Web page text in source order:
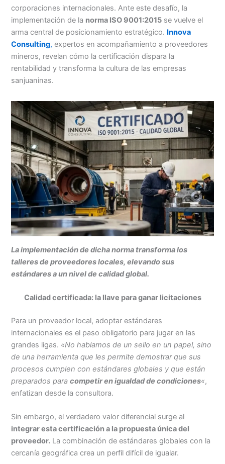
corporaciones internacionales. Ante este desafío, la
implementación de la norma ISO 9001:2015 se vuelve el
arma central de posicionamiento estratégico. Innova
Consulting, expertos en acompañamiento a proveedores
mineros, revelan cómo la certificación dispara la
rentabilidad y transforma la cultura de las empresas
sanjuaninas.
La implementación de dicha norma transforma los
talleres de proveedores locales, elevando sus
estándares a un nivel de calidad global.
Calidad certificada: la llave para ganar licitaciones
Para un proveedor local, adoptar estándares
internacionales es el paso obligatorio para jugar en las
grandes ligas. «No hablamos de un sello en un papel, sino
de una herramienta que les permite demostrar que sus
procesos cumplen con estándares globales y que están
preparados paracompetir en igualdad de condiciones«,
enfatizan desde la consultora.
Sin embargo, el verdadero valor diferencial surge al
integrar esta certificación a la propuesta única del
proveedor. La combinación de estándares globales con la
cercanía geográfica crea un perfil difícil de igualar.